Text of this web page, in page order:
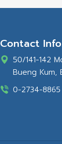
Contact
50/141-142
Bueng Kum,
0-2734-8865